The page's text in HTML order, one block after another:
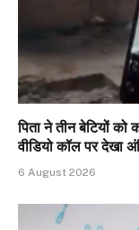
पिता ने तीन बेटियों को
वीडियो कॉल पर देखा
6 August 2026